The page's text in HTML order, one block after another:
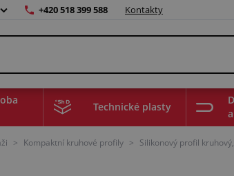
+420 518 399 588 Kontakty
Technické plasty
> Kompaktní kruhové profily > Silikonový profil